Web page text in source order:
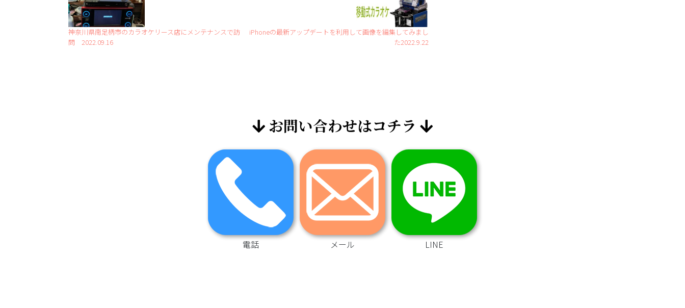
神奈川県南足柄市のカラオケリース店にメンテナンスで訪
問 2022.09.16
iPhoneの最新アップデートを利用して画像を編集してみまし
た2022.9.22
お問い合わせはコチラ
電話 メール LINE